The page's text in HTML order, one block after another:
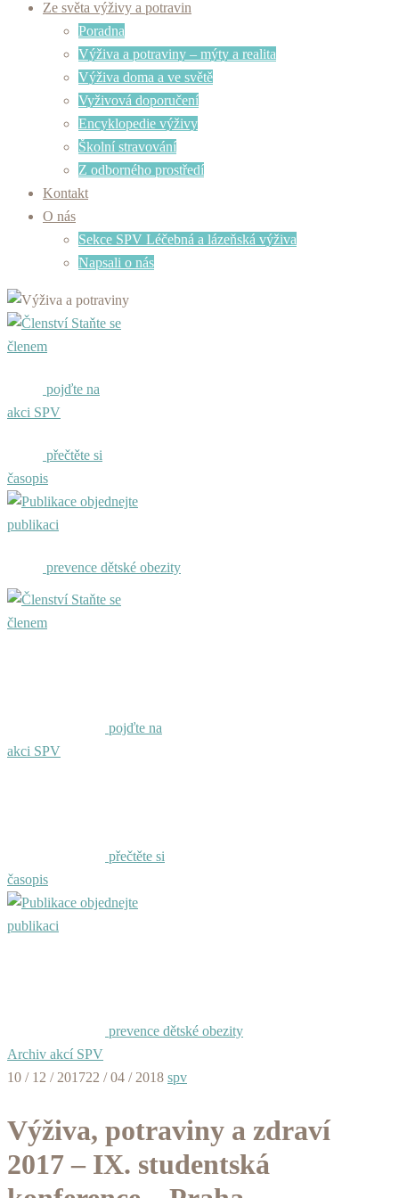
Ze světa výživy a potravin
Poradna
Výživa a potraviny – mýty a realita
Výživa doma a ve světě
Vyživová doporučení
Encyklopedie výživy
Školní stravování
Z odborného prostředí
Kontakt
O nás
Sekce SPV Léčebná a lázeňská výživa
Napsali o nás
Staňte se
členem
pojďte na
akci SPV
přečtěte si
časopis
objednejte
publikaci
prevence dětské obezity
Staňte se
členem
pojďte na
akci SPV
přečtěte si
časopis
objednejte
publikaci
prevence dětské obezity
Archiv akcí SPV
10 / 12 / 201722 / 04 / 2018 spv
Výživa, potraviny a zdraví
2017 – IX. studentská